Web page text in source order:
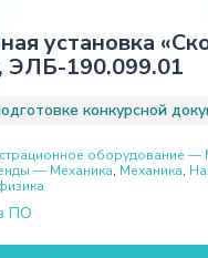
установка
ЭЛБ-190.099.01
конкурсной
оборудование —
— Механика, Механика,
ПО